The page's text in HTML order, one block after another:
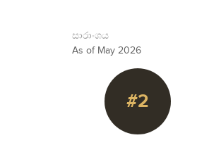
සාරාංශය
As of May 2026
#2